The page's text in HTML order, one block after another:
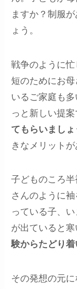
ますか？制服
ょう。
戦争のように
短のためにお
いるご家庭も
っと新しい提
てもらいましょ
きなメリットが
子どものころ
さんのように
っている子、
が出ていると
験からたどり
その発想の元